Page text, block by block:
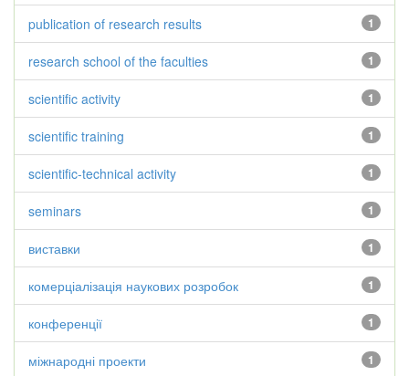
1
publication of research results
1
research school of the faculties
1
scientific activity
1
scientific training
1
scientific-technical activity
1
seminars
1
виставки
1
комерціалізація наукових розробок
1
конференції
1
міжнародні проекти